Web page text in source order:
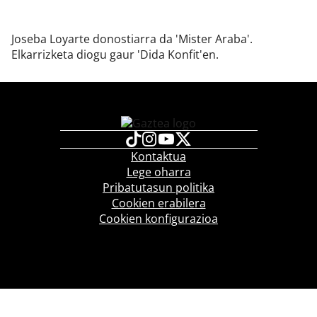
Klisk
Joseba Loyarte donostiarra da 'Mister Araba'.
Elkarrizketa diogu gaur 'Dida Konfit'en.
Kontaktua
Lege oharra
Pribatutasun politika
Cookien erabilera
Cookien konfigurazioa